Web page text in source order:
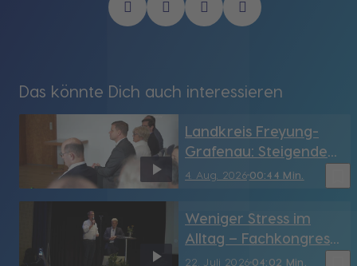
Das könnte Dich auch interessieren
4. Aug. 202600:44 Min.
Landkreis Freyung-
Grafenau: Steigende
Bezirksumlage 2026
22. Juli 202604:02 Min.
Weniger Stress im
Alltag – Fachkongress
„Gesundes Bayern“ in